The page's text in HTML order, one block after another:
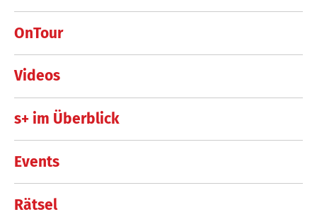
OnTour
Videos
s+ im Überblick
Events
Rätsel